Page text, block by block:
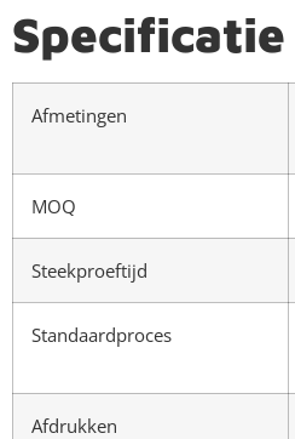
Specificatie
Afmetingen
MOQ
Steekproeftijd
Standaardproces
Afdrukken